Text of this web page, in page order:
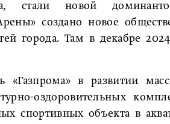
стали новой
создано новое
города. Там в декабре
в развитии
оздоровительных
спортивных объекта в